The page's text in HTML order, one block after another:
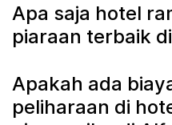
Apa saja hotel
piaraan terbaik
Apakah ada
peliharaan di